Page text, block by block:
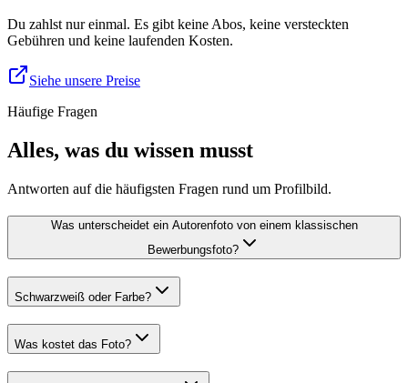
Du zahlst nur einmal. Es gibt keine Abos, keine versteckten
Gebühren und keine laufenden Kosten.
Siehe unsere Preise
Häufige Fragen
Alles, was du wissen musst
Antworten auf die häufigsten Fragen rund um Profilbild.
Was unterscheidet ein Autorenfoto von einem klassischen
Bewerbungsfoto?
Schwarzweiß oder Farbe?
Was kostet das Foto?